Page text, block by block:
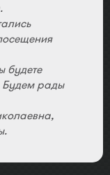
будете
Будем рады